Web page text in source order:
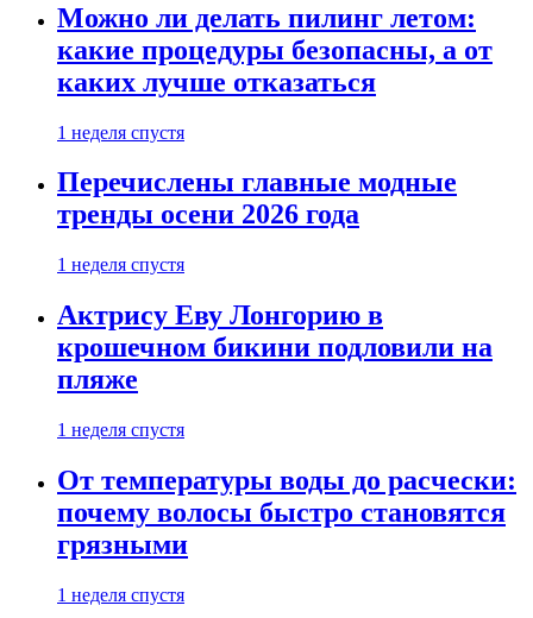
Можно ли делать пилинг летом:
какие процедуры безопасны, а от
каких лучше отказаться
1 неделя спустя
Перечислены главные модные
тренды осени 2026 года
1 неделя спустя
Актрису Еву Лонгорию в
крошечном бикини подловили на
пляже
1 неделя спустя
От температуры воды до расчески:
почему волосы быстро становятся
грязными
1 неделя спустя